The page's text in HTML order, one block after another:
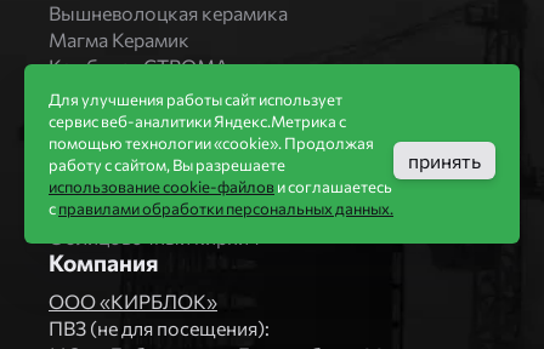
Вышневолоцкая керамика
Магма Керамик
Комбинат СТРОМА
Вяземский кирпичный завод
Продукция
Каталог
Блоки Bonolit
Строительный кирпич
Компания
ООО «КИРБЛОК»
ПВЗ (не для посещения):
Для улучшения работы сайт использует
сервис веб-аналитики Яндекс.Метрика с
помощью технологии «cookie». Продолжая
работу с сайтом, Вы разрешаете
использование cookie-файлови соглашаетесь
справилами обработки персональных данных.
принять